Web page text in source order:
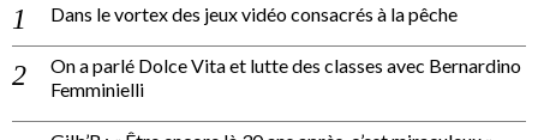
Dans le vortex des jeux vidéo consacrés à la pêche
On a parlé Dolce Vita et lutte des classes avec Bernardino
Femminielli